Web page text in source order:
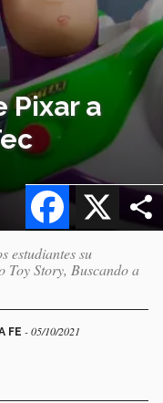
Pixar a
X
Facebook
estudiantes su
Toy Story, Buscando a
FE - 05/10/2021